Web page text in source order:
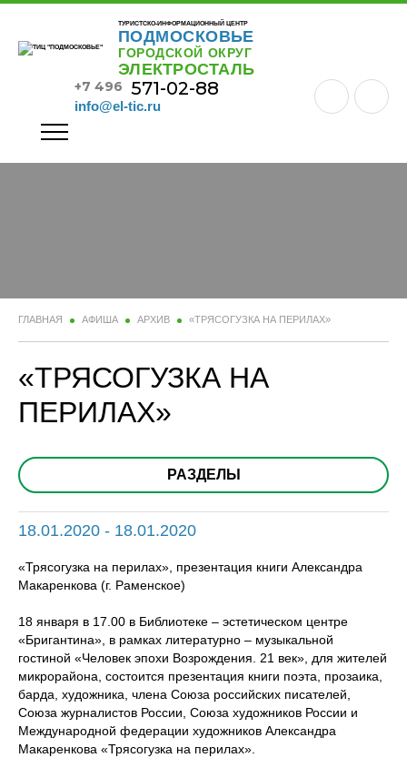
ТУРИСТСКО-ИНФОРМАЦИОННЫЙ ЦЕНТР
ПОДМОСКОВЬЕ
ГОРОДСКОЙ ОКРУГ
ЭЛЕКТРОСТАЛЬ
+7 496 571-02-88
info@el-tic.ru
ГЛАВНАЯ АФИША АРХИВ «ТРЯСОГУЗКА НА ПЕРИЛАХ»
«ТРЯСОГУЗКА НА
ПЕРИЛАХ»
РАЗДЕЛЫ
18.01.2020 - 18.01.2020
«Трясогузка на перилах», презентация книги Александра
Макаренкова (г. Раменское)
18 января в 17.00 в Библиотеке – эстетическом центре
«Бригантина», в рамках литературно – музыкальной
гостиной «Человек эпохи Возрождения. 21 век», для жителей
микрорайона, состоится презентация книги поэта, прозаика,
барда, художника, члена Союза российских писателей,
Союза журналистов России, Союза художников России и
Международной федерации художников Александра
Макаренкова «Трясогузка на перилах».